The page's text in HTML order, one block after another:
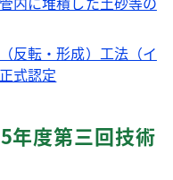
反転・形成）工法（イ
式認定
年度第三回技術